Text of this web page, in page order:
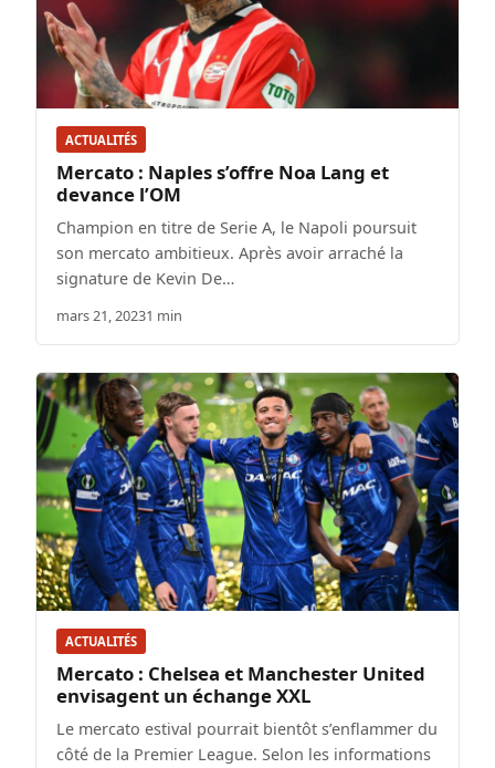
ACTUALITÉS
Mercato : Naples s’offre Noa Lang et
devance l’OM
Champion en titre de Serie A, le Napoli poursuit
son mercato ambitieux. Après avoir arraché la
signature de Kevin De…
mars 21, 20231 min
ACTUALITÉS
Mercato : Chelsea et Manchester United
envisagent un échange XXL
Le mercato estival pourrait bientôt s’enflammer du
côté de la Premier League. Selon les informations